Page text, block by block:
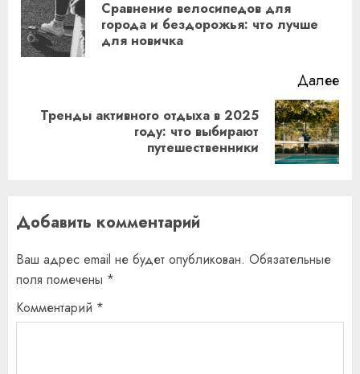
Сравнение велосипедов для
города и бездорожья: что лучше
для новичка
Далее
Следующая
Тренды активного отдыха в 2025
году: что выбирают
путешественники
Добавить комментарий
Ваш адрес email не будет опубликован. Обязательные
поля помечены *
Комментарий *